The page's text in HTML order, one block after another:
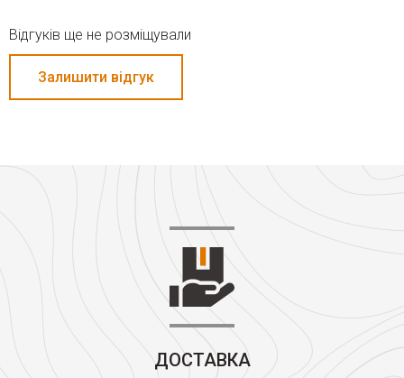
Відгуків ще не розміщували
Залишити відгук
ДОСТАВКА